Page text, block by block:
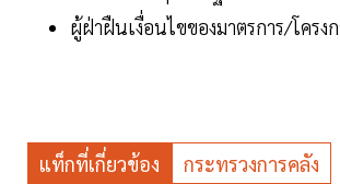
ผู้ฝ่าฝืนเงื่อนไขของมาตรการ/โครง
แท็กที่เกี่ยวข้อง
กระทรวงการคลัง